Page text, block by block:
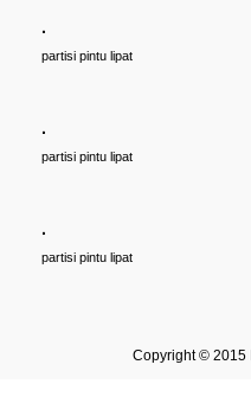
.
partisi pintu lipat
.
partisi pintu lipat
.
partisi pintu lipat
Copyright © 2015